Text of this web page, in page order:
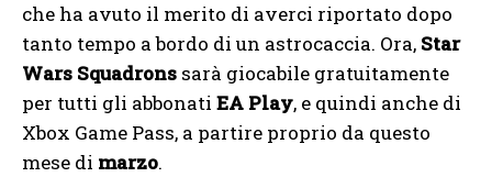
che ha avuto il merito di averci riportato dopo
tanto tempo a bordo di un astrocaccia. Ora, Star
Wars Squadrons sarà giocabile gratuitamente
per tutti gli abbonati EA Play, e quindi anche di
Xbox Game Pass, a partire proprio da questo
mese di marzo.